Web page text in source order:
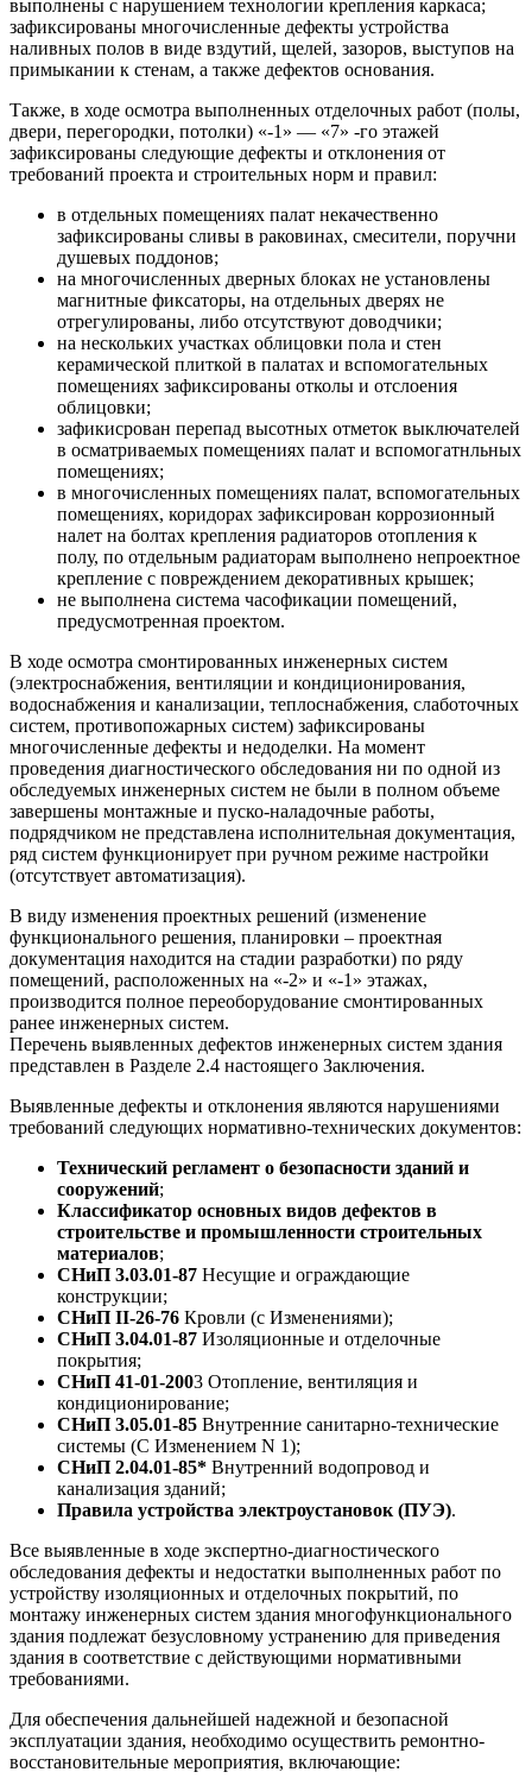
выполнены с нарушением технологии крепления каркаса;
зафиксированы многочисленные дефекты устройства
наливных полов в виде вздутий, щелей, зазоров, выступов на
примыкании к стенам, а также дефектов основания.
Также, в ходе осмотра выполненных отделочных работ (полы,
двери, перегородки, потолки) «-1» — «7» -го этажей
зафиксированы следующие дефекты и отклонения от
требований проекта и строительных норм и правил:
в отдельных помещениях палат некачественно
зафиксированы сливы в раковинах, смесители, поручни
душевых поддонов;
на многочисленных дверных блоках не установлены
магнитные фиксаторы, на отдельных дверях не
отрегулированы, либо отсутствуют доводчики;
на нескольких участках облицовки пола и стен
керамической плиткой в палатах и вспомогательных
помещениях зафиксированы отколы и отслоения
облицовки;
зафикисрован перепад высотных отметок выключателей
в осматриваемых помещениях палат и вспомогатнльных
помещениях;
в многочисленных помещениях палат, вспомогательных
помещениях, коридорах зафиксирован коррозионный
налет на болтах крепления радиаторов отопления к
полу, по отдельным радиаторам выполнено непроектное
крепление с повреждением декоративных крышек;
не выполнена система часофикации помещений,
предусмотренная проектом.
В ходе осмотра смонтированных инженерных систем
(электроснабжения, вентиляции и кондиционирования,
водоснабжения и канализации, теплоснабжения, слаботочных
систем, противопожарных систем) зафиксированы
многочисленные дефекты и недоделки. На момент
проведения диагностического обследования ни по одной из
обследуемых инженерных систем не были в полном объеме
завершены монтажные и пуско-наладочные работы,
подрядчиком не представлена исполнительная документация,
ряд систем функционирует при ручном режиме настройки
(отсутствует автоматизация).
В виду изменения проектных решений (изменение
функционального решения, планировки – проектная
документация находится на стадии разработки) по ряду
помещений, расположенных на «-2» и «-1» этажах,
производится полное переоборудование смонтированных
ранее инженерных систем.
Перечень выявленных дефектов инженерных систем здания
представлен в Разделе 2.4 настоящего Заключения.
Выявленные дефекты и отклонения являются нарушениями
требований следующих нормативно-технических документов:
Технический регламент о безопасности зданий и
сооружений;
Классификатор основных видов дефектов в
строительстве и промышленности строительных
материалов;
СНиП 3.03.01-87 Несущие и ограждающие
конструкции;
СНиП II-26-76 Кровли (с Изменениями);
СНиП 3.04.01-87 Изоляционные и отделочные
покрытия;
СНиП 41-01-2003 Отопление, вентиляция и
кондиционирование;
СНиП 3.05.01-85 Внутренние санитарно-технические
системы (С Изменением N 1);
СНиП 2.04.01-85* Внутренний водопровод и
канализация зданий;
Правила устройства электроустановок (ПУЭ).
Все выявленные в ходе экспертно-диагностического
обследования дефекты и недостатки выполненных работ по
устройству изоляционных и отделочных покрытий, по
монтажу инженерных систем здания многофункционального
здания подлежат безусловному устранению для приведения
здания в соответствие с действующими нормативными
требованиями.
Для обеспечения дальнейшей надежной и безопасной
эксплуатации здания, необходимо осуществить ремонтно-
восстановительные мероприятия, включающие: